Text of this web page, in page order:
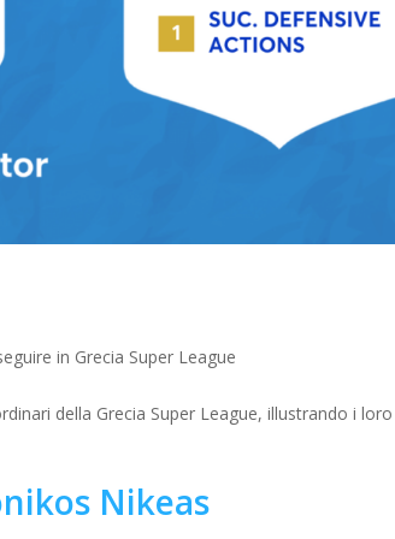
in Grecia Super League
della Grecia Super League, illustrando i loro
Nikeas